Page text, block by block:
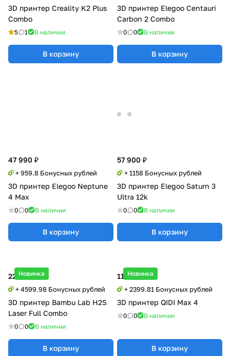
3D принтер Creality K2 Plus
Combo
5 1 В наличии
В корзину
3D принтер Elegoo Centauri
Carbon 2 Combo
0 0 В наличии
В корзину
47 990 ₽
+ 959.8 Бонусных рублей
3D принтер Elegoo Neptune
4 Max
0 0 В наличии
В корзину
57 900 ₽
+ 1158 Бонусных рублей
3D принтер Elegoo Saturn 3
Ultra 12k
0 0 В наличии
В корзину
Новинка
229 999 ₽
+ 4599.98 Бонусных рублей
3D принтер Bambu Lab H2S
Laser Full Combo
0 0 В наличии
В корзину
Новинка
119 990 ₽
+ 2399.81 Бонусных рублей
3D принтер QIDI Max 4
0 0 В наличии
В корзину